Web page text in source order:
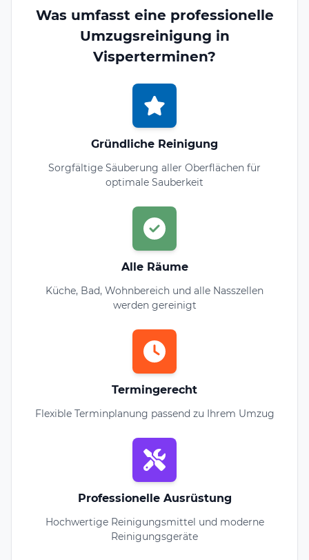
Was umfasst eine professionelle
Umzugsreinigung in
Visperterminen?
Gründliche Reinigung
Sorgfältige Säuberung aller Oberflächen für
optimale Sauberkeit
Alle Räume
Küche, Bad, Wohnbereich und alle Nasszellen
werden gereinigt
Termingerecht
Flexible Terminplanung passend zu Ihrem Umzug
Professionelle Ausrüstung
Hochwertige Reinigungsmittel und moderne
Reinigungsgeräte